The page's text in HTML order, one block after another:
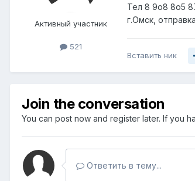
Активный участник
521
Тел 8 9о8 8о5
г.Омск,
Вставить ник
Join the conversation
You can post now and register later. If you
Ответить в тему...